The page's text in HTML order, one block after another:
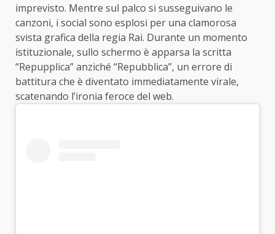
imprevisto. Mentre sul palco si susseguivano le
canzoni, i social sono esplosi per una clamorosa
svista grafica della regia Rai. Durante un momento
istituzionale, sullo schermo è apparsa la scritta
“Repupplica” anziché “Repubblica”, un errore di
battitura che è diventato immediatamente virale,
scatenando l’ironia feroce del web.